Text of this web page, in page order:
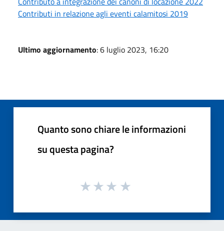
Contributi in relazione agli eventi calamitosi 2019
Ultimo aggiornamento: 6 luglio 2023, 16:20
Quanto sono chiare le informazioni
su questa pagina?